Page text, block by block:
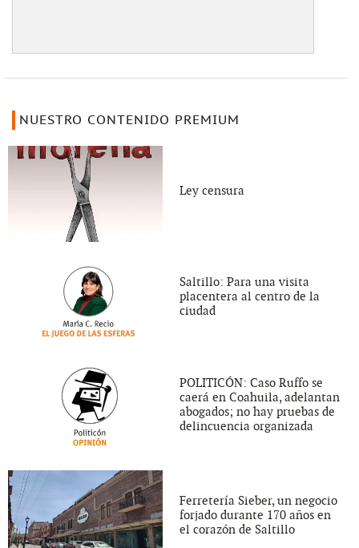
NUESTRO CONTENIDO PREMIUM
Ley censura
Saltillo: Para una visita
placentera al centro de la
ciudad
POLITICÓN: Caso Ruffo se
caerá en Coahuila, adelantan
abogados; no hay pruebas de
delincuencia organizada
Ferretería Sieber, un negocio
forjado durante 170 años en
el corazón de Saltillo